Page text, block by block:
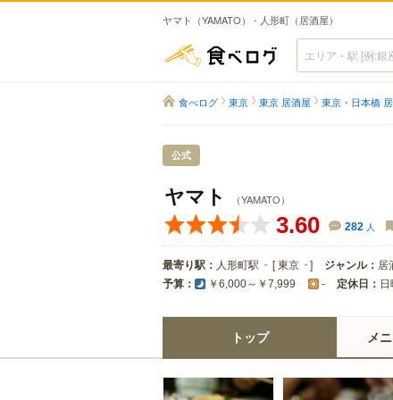
ヤマト（YAMATO） - 人形町（居酒屋）
食べログ
食べログ 東京 東京 居酒屋 東京・日本橋
公式
ヤマト （YAMATO）
3.60 282 人
最寄り駅： 人形町駅 [東京 ] ジャンル： 居
予算： ￥6,000～￥7,999 - 定休日：
トップ メ